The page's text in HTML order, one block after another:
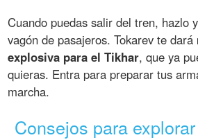
Cuando puedas salir del tren, hazlo
vagón de pasajeros. Tokarev te dará
explosiva para el Tikhar, que ya
quieras. Entra para preparar tus
marcha.
Consejos para